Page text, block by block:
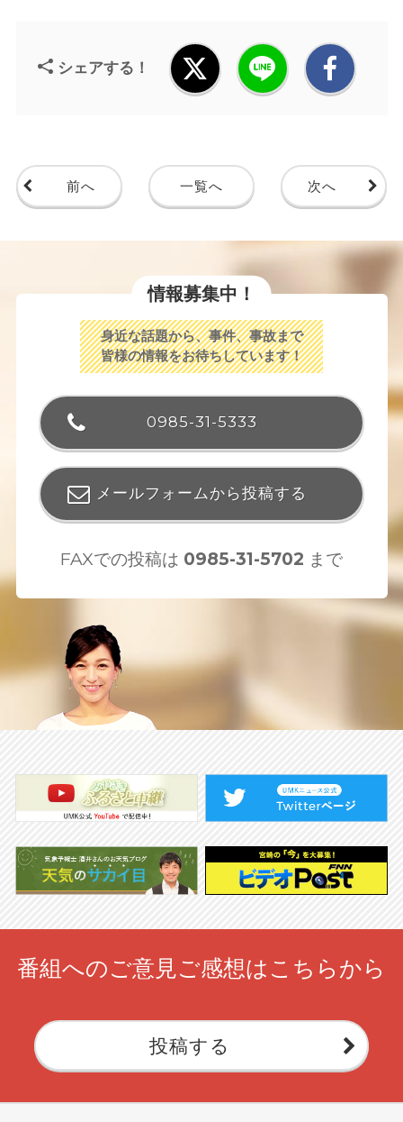
シェアする！
前へ 一覧へ 次へ
情報募集中！
身近な話題から、事件、事故まで
皆様の情報をお待ちしています！
0985-31-5333
メールフォームから投稿する
FAXでの投稿は 0985-31-5702 まで
番組へのご意見ご感想はこちらから
投稿する